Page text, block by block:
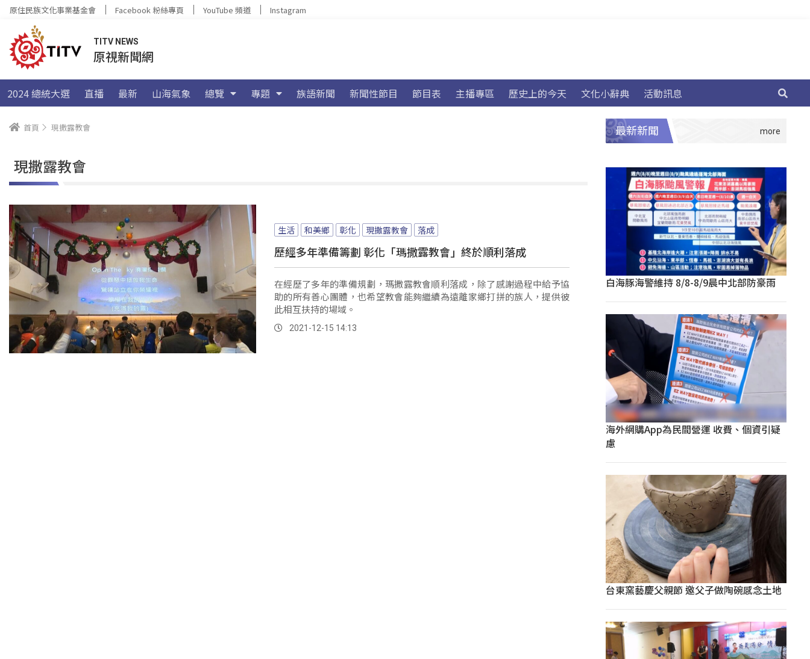
原住民族文化事業基金會 Facebook 粉絲專頁 YouTube 頻道 Instagram
TITV NEWS
原視新聞網
2024 總統大選 直播 最新 山海氣象 總覽 專題 族語新聞 新聞性節目 節目表 主播專區 歷史上的今天 文化小辭典 活動訊息
首頁 現撒露教會
現撒露教會
生活 和美鄉 彰化 現撒露教會 落成
歷經多年準備籌劃 彰化「瑪撒露教會」終於順利落成
在經歷了多年的準備規劃，瑪撒露教會順利落成，除了感謝過程中給予協
助的所有善心團體，也希望教會能夠繼續為遠離家鄉打拼的族人，提供彼
此相互扶持的場域。
2021-12-15 14:13
最新新聞
白海豚海警維持 8/8-8/9晨中北部防豪雨
海外網購App為民間營運 收費、個資引疑
慮
台東窯藝慶父親節 邀父子做陶碗感念土地